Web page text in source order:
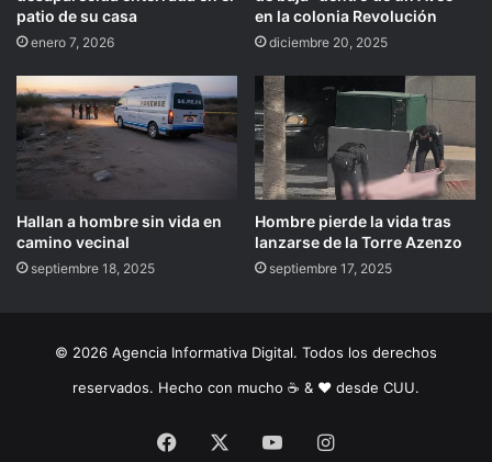
patio de su casa
enero 7, 2026
en la colonia Revolución
diciembre 20, 2025
Hallan a hombre sin vida en
camino vecinal
septiembre 18, 2025
Hombre pierde la vida tras
lanzarse de la Torre Azenzo
septiembre 17, 2025
© 2026 Agencia Informativa Digital. Todos los derechos
reservados. Hecho con mucho ☕️ & ❤️ desde CUU.
Facebook YouTubeInstagram